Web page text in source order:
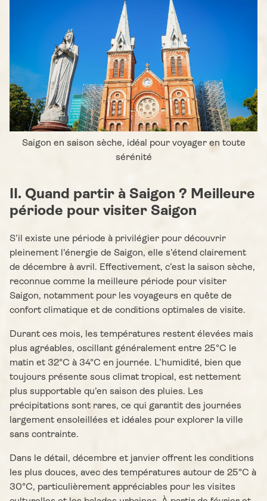
Saigon en saison sèche, idéal pour voyager en toute
sérénité
II. Quand partir à Saigon ? Meilleure
période pour visiter Saigon
S’il existe une période à privilégier pour découvrir
pleinement l’énergie de Saigon, elle s’étend clairement
de décembre à avril. Effectivement, c’est la saison sèche,
reconnue comme la meilleure période pour visiter
Saigon, notamment pour les voyageurs en quête de
confort climatique et de conditions optimales de visite.
Durant ces mois, les températures restent élevées mais
plus agréables, oscillant généralement entre 25°C le
matin et 32°C à 34°C en journée. L’humidité, bien que
toujours présente sous climat tropical, est nettement
plus supportable qu’en saison des pluies. Les
précipitations sont rares, ce qui garantit des journées
largement ensoleillées et idéales pour explorer la ville
sans contrainte.
Dans le détail, décembre et janvier offrent les conditions
les plus douces, avec des températures autour de 25°C à
30°C, particulièrement appréciables pour les visites